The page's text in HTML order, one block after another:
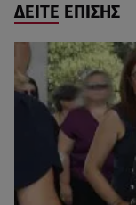
ΔΕΙΤΕ ΕΠΙΣΗΣ